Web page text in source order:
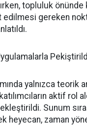
topluluk
edilmesi gereken
yalnızca teorik
aktif rol
Sunum
heyecan, zaman